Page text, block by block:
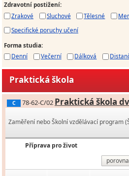
Zdravotní postižení:
Zrakové
Sluchové Tělesné
Specifické poruchy učení
Forma studia:
Denní
Večerní Dálková
Praktická škola
C 78-62-C/02 Praktická škola
Zaměření nebo Školní vzdělávací program
Příprava pro život